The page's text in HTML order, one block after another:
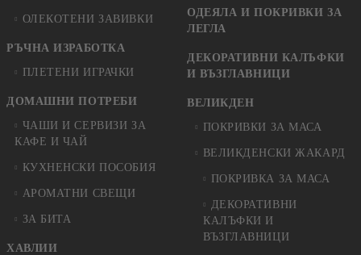
ОЛЕКОТЕНИ ЗАВИВКИ
РЪЧНА ИЗРАБОТКА
ПЛЕТЕНИ ИГРАЧКИ
ДОМАШНИ ПОТРЕБИ
ЧАШИ И СЕРВИЗИ ЗА
КАФЕ И ЧАЙ
КУХНЕНСКИ ПОСОБИЯ
АРОМАТНИ СВЕЩИ
ЗА БИТА
ХАВЛИИ
ОДЕЯЛА И ПОКРИВКИ ЗА
ЛЕГЛА
ДЕКОРАТИВНИ КАЛЪФКИ
И ВЪЗГЛАВНИЦИ
ВЕЛИКДЕН
ПОКРИВКИ ЗА МАСА
ВЕЛИКДЕНСКИ ЖАКАРД
ПОКРИВКА ЗА МАСА
ДЕКОРАТИВНИ
КАЛЪФКИ И
ВЪЗГЛАВНИЦИ